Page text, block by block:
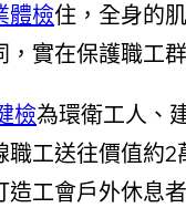
體檢住，全身的
，實在保護職工
檢為環衛工人、
工送往價值約
工會戶外休息